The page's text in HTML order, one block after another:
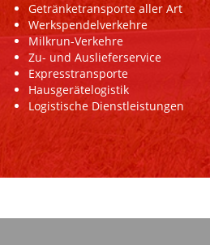
Getränketransporte aller Art
Werkspendelverkehre
Milkrun-Verkehre
Zu- und Auslieferservice
Expresstransporte
Hausgerätelogistik
Logistische Dienstleistungen